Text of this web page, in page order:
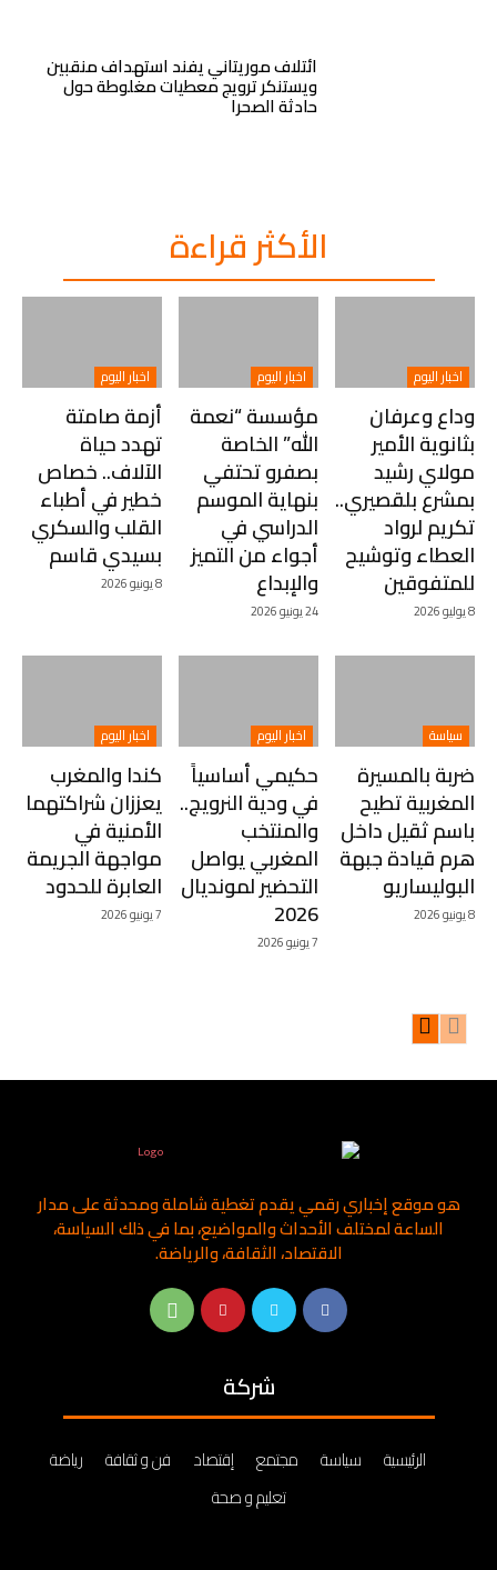
ائتلاف موريتاني يفند استهداف منقبين
ويستنكر ترويج معطيات مغلوطة حول
حادثة الصحرا
الأكثر قراءة
اخبار اليوم
وداع وعرفان
بثانوية الأمير
مولاي رشيد
بمشرع بلقصيري..
تكريم لرواد
العطاء وتوشيح
للمتفوقين
8 يوليو 2026
اخبار اليوم
مؤسسة “نعمة
الله” الخاصة
بصفرو تحتفي
بنهاية الموسم
الدراسي في
أجواء من التميز
والإبداع
24 يونيو 2026
اخبار اليوم
أزمة صامتة
تهدد حياة
الآلاف.. خصاص
خطير في أطباء
القلب والسكري
بسيدي قاسم
8 يونيو 2026
سياسة
ضربة بالمسيرة
المغربية تطيح
باسم ثقيل داخل
هرم قيادة جبهة
البوليساريو
8 يونيو 2026
اخبار اليوم
حكيمي أساسياً
في ودية النرويج..
والمنتخب
المغربي يواصل
التحضير لمونديال
2026
7 يونيو 2026
اخبار اليوم
كندا والمغرب
يعززان شراكتهما
الأمنية في
مواجهة الجريمة
العابرة للحدود
7 يونيو 2026
هو موقع إخباري رقمي يقدم تغطية شاملة ومحدثة على مدار
الساعة لمختلف الأحداث والمواضيع، بما في ذلك السياسة،
الاقتصاد، الثقافة، والرياضة.
شركة
الرئيسية سياسة مجتمع إقتصاد فن و ثقافة
رياضة
تعليم و صحة